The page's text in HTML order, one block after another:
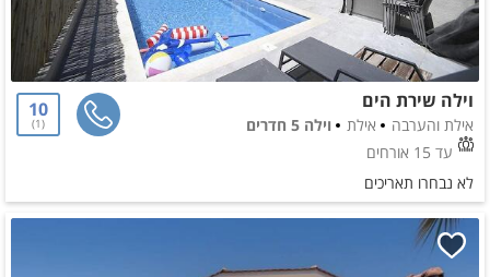
וילה שירת הים
אילת והערבה אילת
וילה 5 חדרים
עד 15 אורחים
10
1
לא נבחרו תאריכים